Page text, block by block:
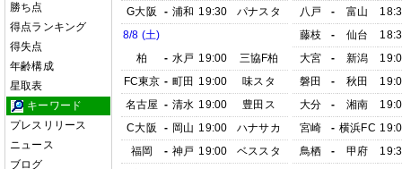
勝ち点
得点ランキング
得失点
年齢構成
星取表
キーワード
プレスリリース
ニュース
ブログ
G大阪
- 浦和 19:30
パナスタ
8/8 (土)
柏
- 水戸 19:00
三協F柏
FC東京 - 町田 19:00
味スタ
名古屋 - 清水 19:00
豊田ス
C大阪
- 岡山 19:00
ハナサカ
福岡
- 神戸 19:00
ベススタ
八戸
- 富山
藤枝
- 仙台
大宮
- 新潟
磐田
- 秋田
大分
- 湘南
宮崎
- 横浜FC
鳥栖
- 甲府